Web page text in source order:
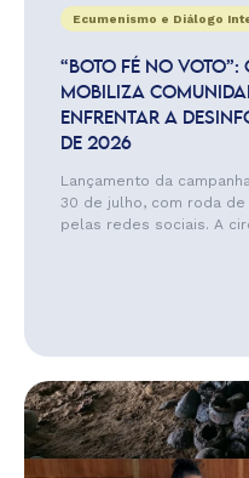
Ecumenismo e Diálogo
“BOTO FÉ NO
MOBILIZA
ENFRENTAR A
DE 2026
Lançamento da
30 de julho, com roda
pelas redes sociais. A